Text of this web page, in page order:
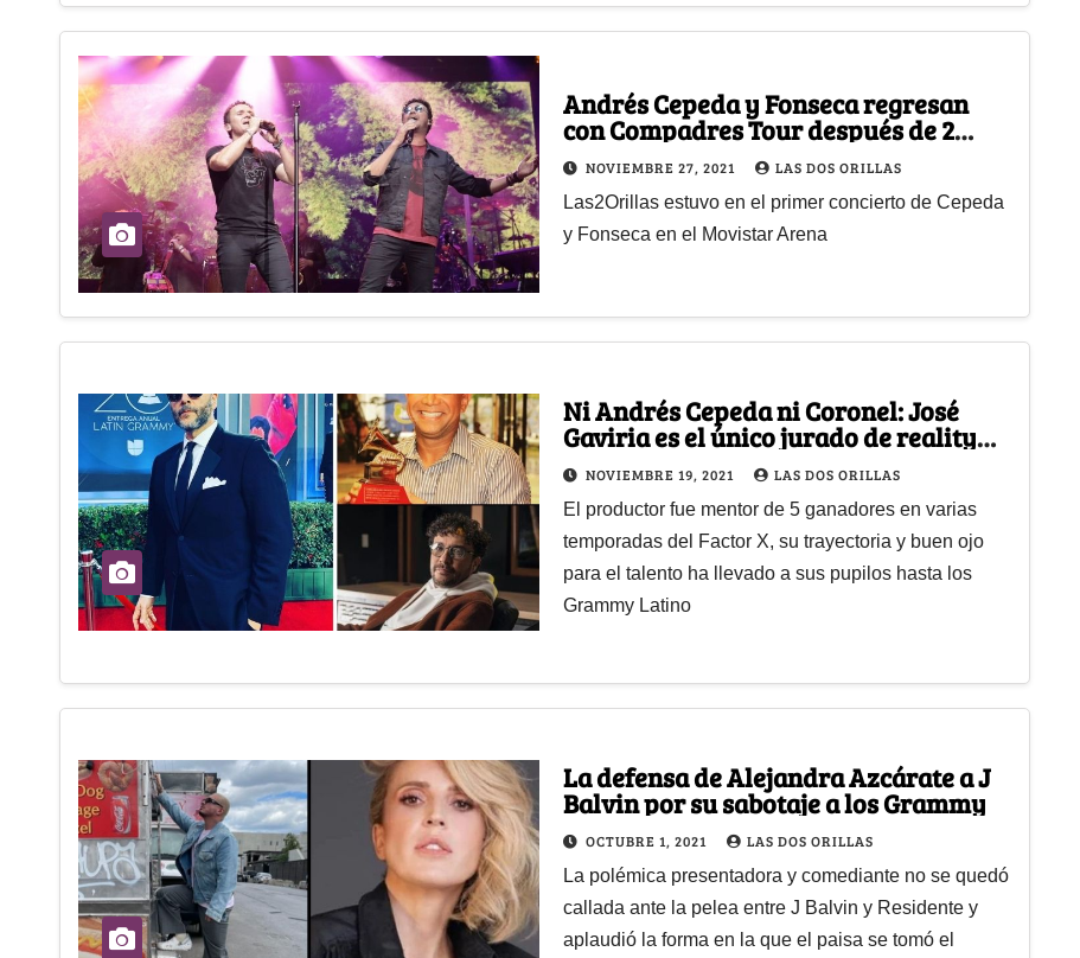
Andrés Cepeda y Fonseca regresan
con Compadres Tour después de 2
años
NOVIEMBRE 27, 2021 LAS DOS ORILLAS
Las2Orillas estuvo en el primer concierto de Cepeda
y Fonseca en el Movistar Arena
Ni Andrés Cepeda ni Coronel: José
Gaviria es el único jurado de reality
que ha creado estrellas
NOVIEMBRE 19, 2021 LAS DOS ORILLAS
El productor fue mentor de 5 ganadores en varias
temporadas del Factor X, su trayectoria y buen ojo
para el talento ha llevado a sus pupilos hasta los
Grammy Latino
La defensa de Alejandra Azcárate a J
Balvin por su sabotaje a los Grammy
OCTUBRE 1, 2021 LAS DOS ORILLAS
La polémica presentadora y comediante no se quedó
callada ante la pelea entre J Balvin y Residente y
aplaudió la forma en la que el paisa se tomó el